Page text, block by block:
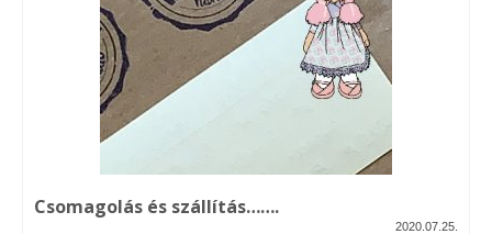
Vásárok, ahol velem is találkozhattál…
Alapanyagok, kellékek
A termékek tisztítása
Ellynor története
Adatkezelési tájékoztató
Csomagolás és szállítás…….
2020.07.25.